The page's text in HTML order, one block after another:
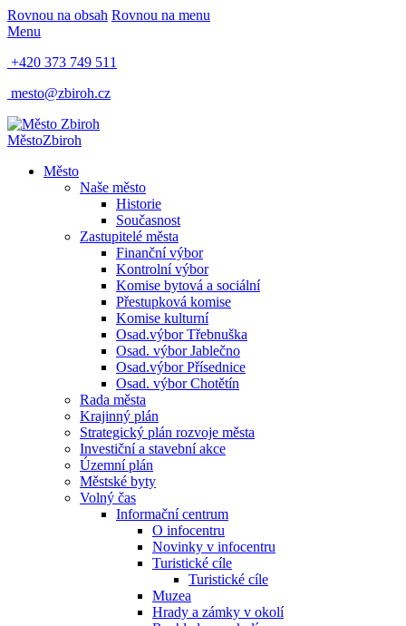
Rovnou na obsah Rovnou na menu
Menu
+420 373 749 511
mesto@zbiroh.cz
MěstoZbiroh
Město
Naše město
Historie
Současnost
Zastupitelé města
Finanční výbor
Kontrolní výbor
Komise bytová a sociální
Přestupková komise
Komise kulturní
Osad.výbor Třebnuška
Osad. výbor Jablečno
Osad.výbor Přísednice
Osad. výbor Chotětín
Rada města
Krajinný plán
Strategický plán rozvoje města
Investiční a stavební akce
Územní plán
Městské byty
Volný čas
Informační centrum
O infocentru
Novinky v infocentru
Turistické cíle
Turistické cíle
Muzea
Hrady a zámky v okolí